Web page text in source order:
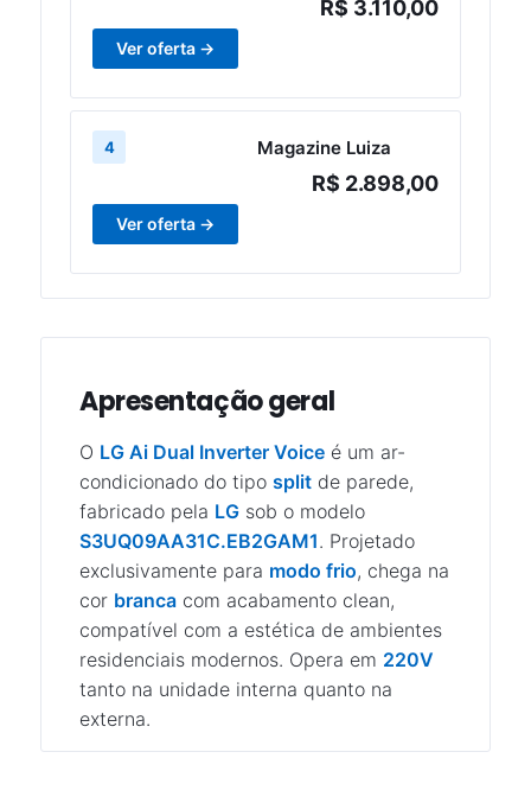
R$ 3.110,00
Ver oferta →
4 Magazine Luiza
R$ 2.898,00
Ver oferta →
Apresentação geral
O LG Ai Dual Inverter Voice é um ar-
condicionado do tipo split de parede,
fabricado pela LG sob o modelo
S3UQ09AA31C.EB2GAM1. Projetado
exclusivamente para modo frio, chega na
cor branca com acabamento clean,
compatível com a estética de ambientes
residenciais modernos. Opera em 220V
tanto na unidade interna quanto na
externa.